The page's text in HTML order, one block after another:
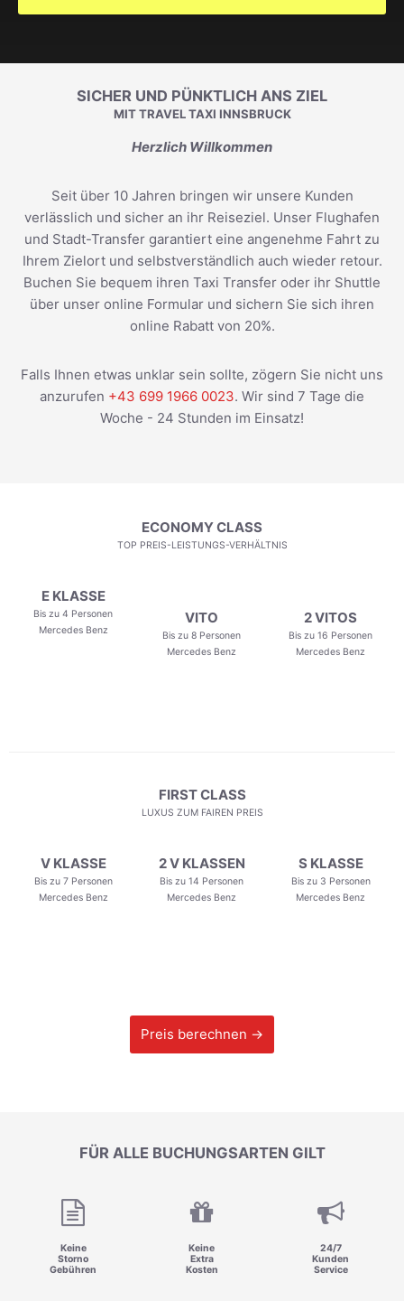
SICHER UND PÜNKTLICH ANS ZIEL
MIT TRAVEL TAXI INNSBRUCK
Herzlich Willkommen
Seit über 10 Jahren bringen wir unsere Kunden
verlässlich und sicher an ihr Reiseziel. Unser Flughafen
und Stadt-Transfer garantiert eine angenehme Fahrt zu
Ihrem Zielort und selbstverständlich auch wieder retour.
Buchen Sie bequem ihren Taxi Transfer oder ihr Shuttle
über unser online Formular und sichern Sie sich ihren
online Rabatt von 20%.
Falls Ihnen etwas unklar sein sollte, zögern Sie nicht uns
anzurufen +43 699 1966 0023. Wir sind 7 Tage die
Woche - 24 Stunden im Einsatz!
ECONOMY CLASS
TOP PREIS-LEISTUNGS-VERHÄLTNIS
E KLASSE
Bis zu 4 Personen
Mercedes Benz
VITO
Bis zu 8 Personen
Mercedes Benz
2 VITOS
Bis zu 16 Personen
Mercedes Benz
FIRST CLASS
LUXUS ZUM FAIREN PREIS
V KLASSE
Bis zu 7 Personen
Mercedes Benz
2 V KLASSEN
Bis zu 14 Personen
Mercedes Benz
S KLASSE
Bis zu 3 Personen
Mercedes Benz
Preis berechnen →
FÜR ALLE BUCHUNGSARTEN GILT
Keine
Storno
Gebühren
Keine
Extra
Kosten
24/7
Kunden
Service